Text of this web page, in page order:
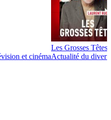
et cinéma
Les Grosses Têtes
Actualité du